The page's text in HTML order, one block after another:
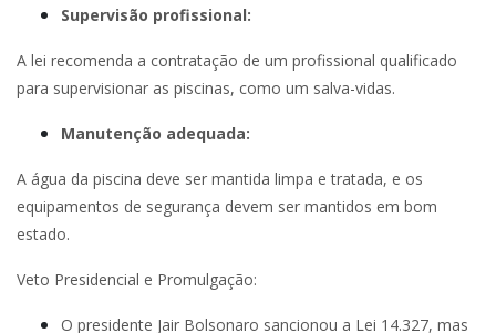
Supervisão profissional:
A lei recomenda a contratação de um profissional qualificado
para supervisionar as piscinas, como um salva-vidas.
Manutenção adequada:
A água da piscina deve ser mantida limpa e tratada, e os
equipamentos de segurança devem ser mantidos em bom
estado.
Veto Presidencial e Promulgação:
O presidente Jair Bolsonaro sancionou a Lei 14.327, mas